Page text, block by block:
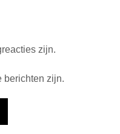
zijn.
berichten zijn.